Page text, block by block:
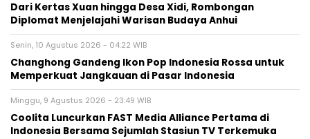
Dari Kertas Xuan hingga Desa Xidi, Rombongan
Diplomat Menjelajahi Warisan Budaya Anhui
Senin, 10 Agustus 2026 - 04:22 WIB
Changhong Gandeng Ikon Pop Indonesia Rossa untuk
Memperkuat Jangkauan di Pasar Indonesia
Minggu, 9 Agustus 2026 - 23:49 WIB
Coolita Luncurkan FAST Media Alliance Pertama di
Indonesia Bersama Sejumlah Stasiun TV Terkemuka